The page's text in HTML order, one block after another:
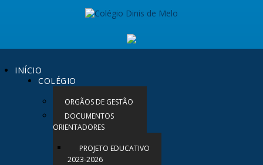
INÍCIO
COLÉGIO
ORGÃOS DE GESTÃO
DOCUMENTOS
ORIENTADORES
PROJETO EDUCATIVO
2023-2026